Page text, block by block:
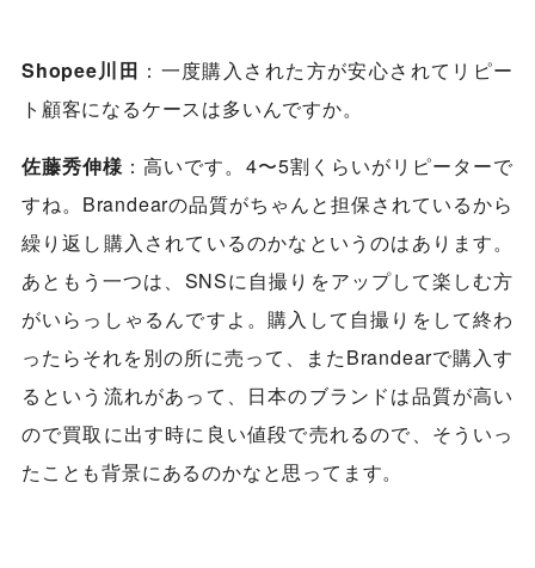
Shopee川田 ：一度購入された方が安心されてリピー
ト顧客になるケースは多いんですか。
佐藤秀伸様 ：高いです。4〜5割くらいがリピーターで
すね。Brandearの品質がちゃんと担保されているから
繰り返し購入されているのかなというのはあります。
あともう一つは、SNSに自撮りをアップして楽しむ方
がいらっしゃるんですよ。購入して自撮りをして終わ
ったらそれを別の所に売って、またBrandearで購入す
るという流れがあって、日本のブランドは品質が高い
ので買取に出す時に良い値段で売れるので、そういっ
たことも背景にあるのかなと思ってます。